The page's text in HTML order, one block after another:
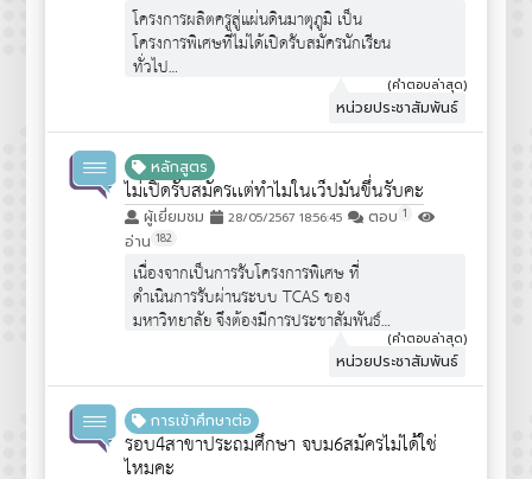
โครงการผลิตครูสู่แผ่นดินมาตุภูมิ เป็น
โครงการพิเศษที่ไม่ได้เปิดรับสมัครนักเรียน
ทั่วไป
1. เป็นผู้ที่มีภูมิลำเนาอยู่ในเขตอำเภอ
อุ้มผาง จังหวัดตาก มีความรักและศรัทธา
ในวิชาชีพครู และ มีความตั้งใจที่จะกลับ
มาทำงานเพื่อพัฒนาถิ่นบ้านเกิด
2. เป็นผู้ที่มีความประพฤติดี มีความรับผิด
ชอบต่อการเรียนและงานที่มอบหมายดี
เยี่ยม
3. มีผลการเรียนเฉลี่ยสะสมทั้งหมด ไม่
น้อยกว่า 3.00 และมีผลการเรียนเฉลี่ย
สะสมในสาขาวิชา ที่สมัคร ไม่น้อยกว่า
4. เป็นนักเรียนที่อยู่ในโครงการเตรียม
มัธยมศึกษา ตอนปลายเพื่อศึกษาต่อระดับ
ปริญญาตรี
5. เมื่อได้รับการคัดเลือกให้เข้าศึกษาต่อใน
(คำตอบล่าสุด)
หน่วยประชาสัมพันธ์
หลักสูตร
ไม่เปิดรับสมัครเเต่ทำไมในเว็ปมันขึ่นรับคะ
ผู้เยี่ยมชม 28/05/2567 18:56:45 ตอบ 1
อ่าน 182
เนื่องจากเป็นการรับโครงการพิเศษ ที่
ดำเนินการรับผ่านระบบ TCAS ของ
มหาวิทยาลัย จึงต้องมีการประชาสัมพันธ์
คุณสมบัติจะต้องเป็นไปตามประกาศ
โครงการพิเศษนั้นๆ
(คำตอบล่าสุด)
หน่วยประชาสัมพันธ์
การเข้าศึกษาต่อ
รอบ4สาขาประถมศึกษา จบม6สมัครไม่ได้ใช่
ไหมคะ